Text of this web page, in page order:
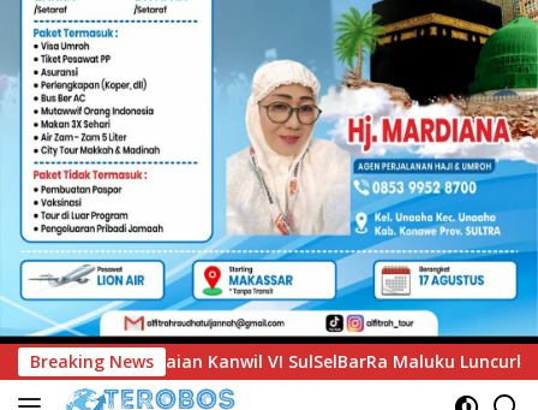
Breaking NewsMaluku Luncurkan Program PANDE EMAS untuk